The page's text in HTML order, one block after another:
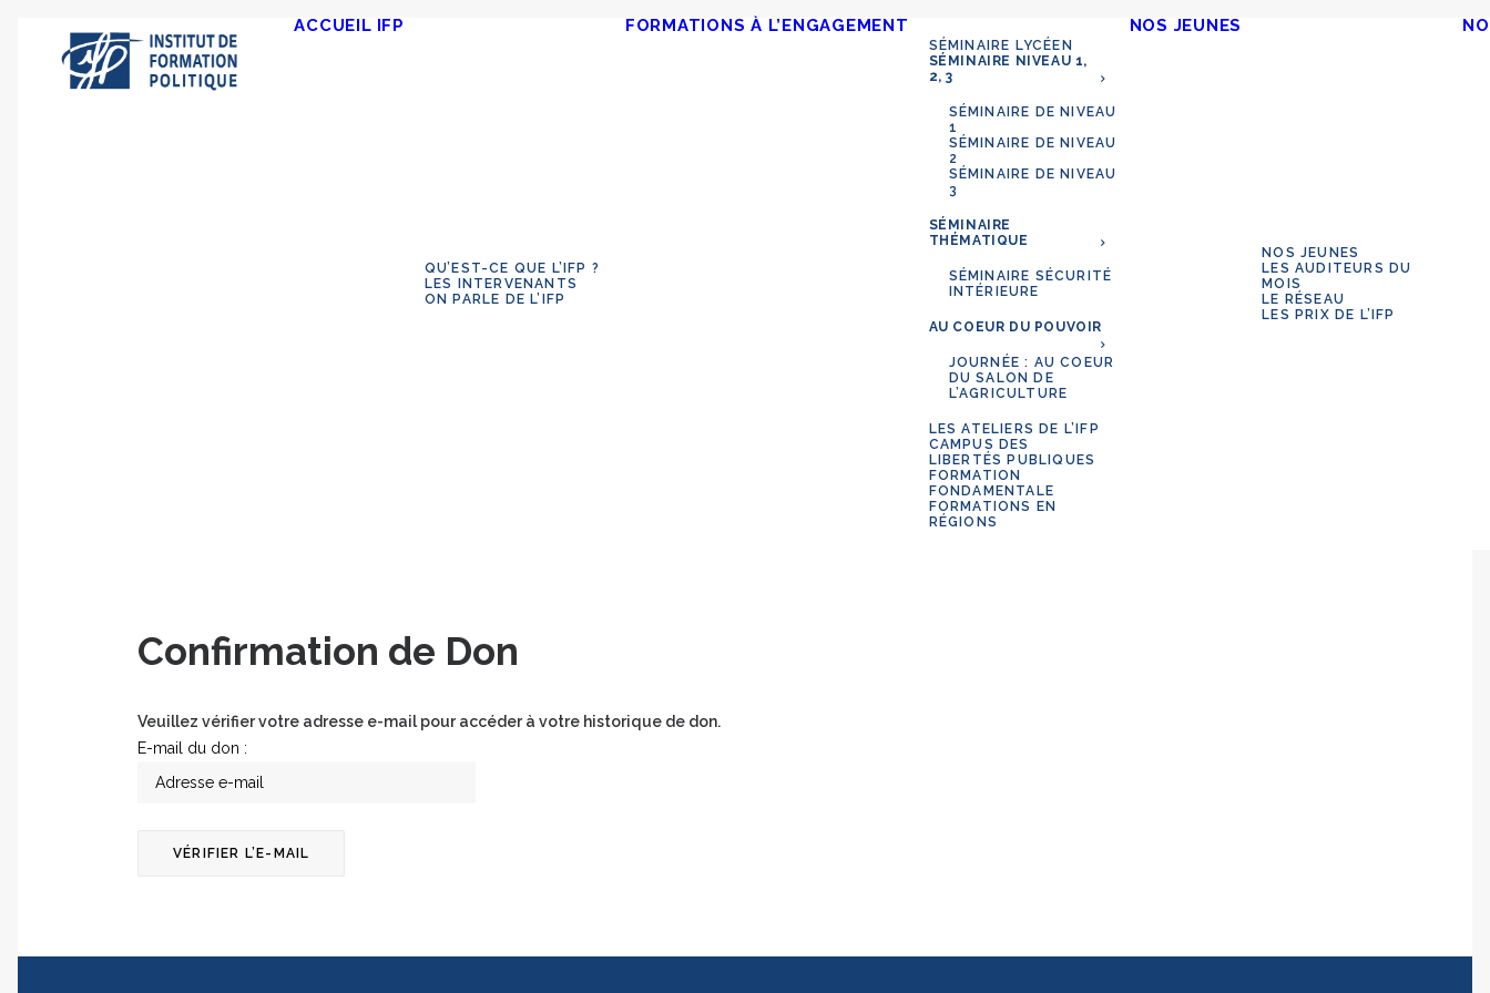
ACCUEIL IFP
QU’EST-CE QUE L’IFP ?
LES INTERVENANTS
ON PARLE DE L’IFP
FORMATIONS À L’ENGAGEMENT
SÉMINAIRE LYCÉEN
SÉMINAIRE NIVEAU 1,
2, 3
SÉMINAIRE DE NIVEAU
1
SÉMINAIRE DE NIVEAU
2
SÉMINAIRE DE NIVEAU
3
SÉMINAIRE
THÉMATIQUE
SÉMINAIRE SÉCURITÉ
INTÉRIEURE
AU COEUR DU POUVOIR
JOURNÉE : AU COEUR
DU SALON DE
L’AGRICULTURE
LES ATELIERS DE L’IFP
CAMPUS DES
LIBERTÉS PUBLIQUES
FORMATION
FONDAMENTALE
FORMATIONS EN
RÉGIONS
NOS JEUNES
NOS JEUNES
LES AUDITEURS DU
MOIS
LE RÉSEAU
LES PRIX DE L’IFP
Confirmation de Don
Veuillez vérifier votre adresse e-mail pour accéder à votre historique de don.
E-mail du don :